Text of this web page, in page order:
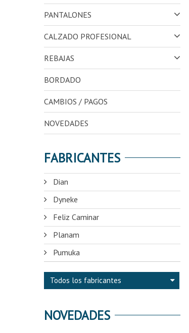
PANTALONES
CALZADO PROFESIONAL
REBAJAS
BORDADO
CAMBIOS / PAGOS
NOVEDADES
FABRICANTES
Dian
Dyneke
Feliz Caminar
Planam
Pumuka
Todos los fabricantes
NOVEDADES